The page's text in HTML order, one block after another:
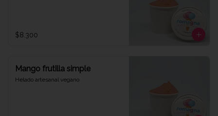
$8.300
Mango frutilla simple
Helado artesanal vegano